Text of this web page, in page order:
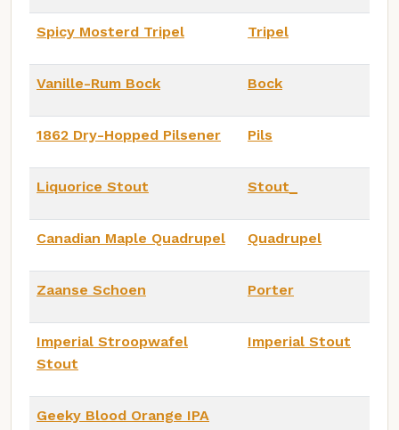
Spicy Mosterd Tripel Tripel
Vanille-Rum Bock Bock
1862 Dry-Hopped Pilsener Pils
Liquorice Stout Stout_
Canadian Maple Quadrupel Quadrupel
Zaanse Schoen Porter
Imperial Stroopwafel
Stout
Imperial Stout
Geeky Blood Orange IPA